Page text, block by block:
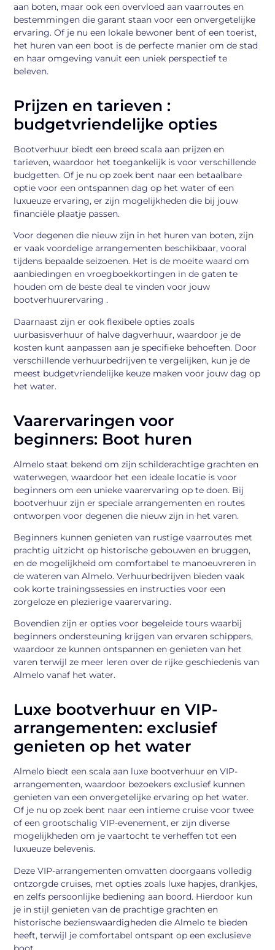
aan boten, maar ook een overvloed aan vaarroutes en
bestemmingen die garant staan voor een onvergetelijke
ervaring. Of je nu een lokale bewoner bent of een toerist,
het huren van een boot is de perfecte manier om de stad
en haar omgeving vanuit een uniek perspectief te
beleven.
Prijzen en tarieven :
budgetvriendelijke opties
Bootverhuur biedt een breed scala aan prijzen en
tarieven, waardoor het toegankelijk is voor verschillende
budgetten. Of je nu op zoek bent naar een betaalbare
optie voor een ontspannen dag op het water of een
luxueuze ervaring, er zijn mogelijkheden die bij jouw
financiële plaatje passen.
Voor degenen die nieuw zijn in het huren van boten, zijn
er vaak voordelige arrangementen beschikbaar, vooral
tijdens bepaalde seizoenen. Het is de moeite waard om
aanbiedingen en vroegboekkortingen in de gaten te
houden om de beste deal te vinden voor jouw
bootverhuurervaring .
Daarnaast zijn er ook flexibele opties zoals
uurbasisverhuur of halve dagverhuur, waardoor je de
kosten kunt aanpassen aan je specifieke behoeften. Door
verschillende verhuurbedrijven te vergelijken, kun je de
meest budgetvriendelijke keuze maken voor jouw dag op
het water.
Vaarervaringen voor
beginners: Boot huren
Almelo staat bekend om zijn schilderachtige grachten en
waterwegen, waardoor het een ideale locatie is voor
beginners om een unieke vaarervaring op te doen. Bij
bootverhuur zijn er speciale arrangementen en routes
ontworpen voor degenen die nieuw zijn in het varen.
Beginners kunnen genieten van rustige vaarroutes met
prachtig uitzicht op historische gebouwen en bruggen,
en de mogelijkheid om comfortabel te manoeuvreren in
de wateren van Almelo. Verhuurbedrijven bieden vaak
ook korte trainingssessies en instructies voor een
zorgeloze en plezierige vaarervaring.
Bovendien zijn er opties voor begeleide tours waarbij
beginners ondersteuning krijgen van ervaren schippers,
waardoor ze kunnen ontspannen en genieten van het
varen terwijl ze meer leren over de rijke geschiedenis van
Almelo vanaf het water.
Luxe bootverhuur en VIP-
arrangementen: exclusief
genieten op het water
Almelo biedt een scala aan luxe bootverhuur en VIP-
arrangementen, waardoor bezoekers exclusief kunnen
genieten van een onvergetelijke ervaring op het water.
Of je nu op zoek bent naar een intieme cruise voor twee
of een grootschalig VIP-evenement, er zijn diverse
mogelijkheden om je vaartocht te verheffen tot een
luxueuze belevenis.
Deze VIP-arrangementen omvatten doorgaans volledig
ontzorgde cruises, met opties zoals luxe hapjes, drankjes,
en zelfs persoonlijke bediening aan boord. Hierdoor kun
je in stijl genieten van de prachtige grachten en
historische bezienswaardigheden die Almelo te bieden
heeft, terwijl je comfortabel ontspant op een exclusieve